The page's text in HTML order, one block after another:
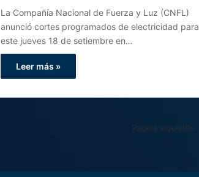
La Compañía Nacional de Fuerza y Luz (CNFL)
anunció cortes programados de electricidad para
este jueves 18 de setiembre en…
Leer más »
Página siguiente